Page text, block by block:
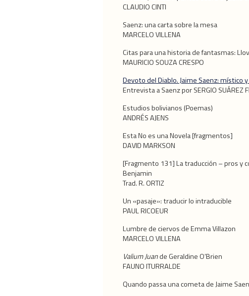
CLAUDIO CINTI
Saenz: una carta sobre la mesa
MARCELO VILLENA
Citas para una historia de fantasmas:
MAURICIO SOUZA CRESPO
Devoto del Diablo. Jaime Saenz: místico
Entrevista a Saenz por SERGIO SUÁREZ
Estudios bolivianos (Poemas)
ANDRÉS AJENS
Esta No es una Novela [fragmentos]
DAVID MARKSON
[Fragmento 131] La traducción – pros y
Benjamin
Trad. R. ORTIZ
Un «pasaje»: traducir lo intraducible
PAUL RICOEUR
Lumbre de ciervos de Emma Villazon
MARCELO VILLENA
Valium Juande Geraldine O’Brien
FAUNO ITURRALDE
Quando passa una cometa de Jaime